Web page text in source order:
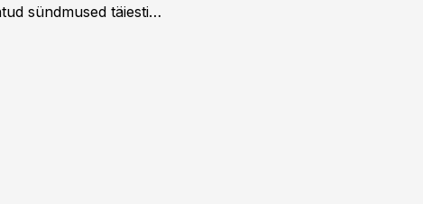
sündmused täiesti